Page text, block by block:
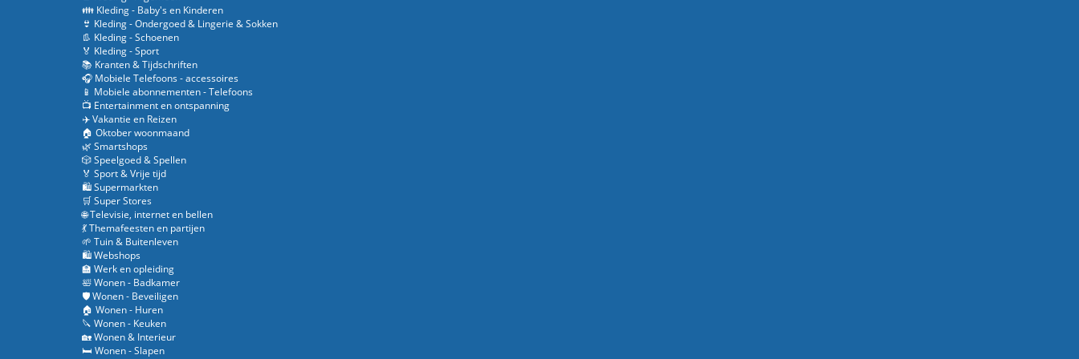
👪 Kleding - Baby's en Kinderen
👙 Kleding - Ondergoed & Lingerie & Sokken
👢 Kleding - Schoenen
🏅 Kleding - Sport
📚 Kranten & Tijdschriften
🎧 Mobiele Telefoons - accessoires
📱 Mobiele abonnementen - Telefoons
📺 Entertainment en ontspanning
✈️ Vakantie en Reizen
🏠 Oktober woonmaand
🌿 Smartshops
🎲 Speelgoed & Spellen
🏅 Sport & Vrije tijd
🛍️ Supermarkten
🛒 Super Stores
🌐 Televisie, internet en bellen
💃 Themafeesten en partijen
🌱 Tuin & Buitenleven
🛍️ Webshops
🏫 Werk en opleiding
🛀 Wonen - Badkamer
🛡️ Wonen - Beveiligen
🏠 Wonen - Huren
🔪 Wonen - Keuken
🏡 Wonen & Interieur
🛏️ Wonen - Slapen